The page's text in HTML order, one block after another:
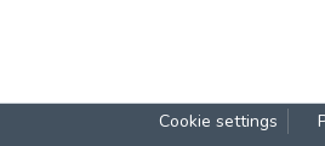
Cookie settings